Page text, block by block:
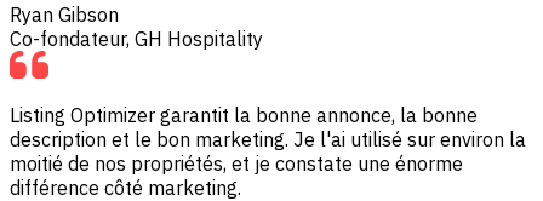
Ryan Gibson
Co-fondateur, GH Hospitality
Listing Optimizer garantit la bonne annonce, la bonne
description et le bon marketing. Je l'ai utilisé sur environ la
moitié de nos propriétés, et je constate une énorme
différence côté marketing.